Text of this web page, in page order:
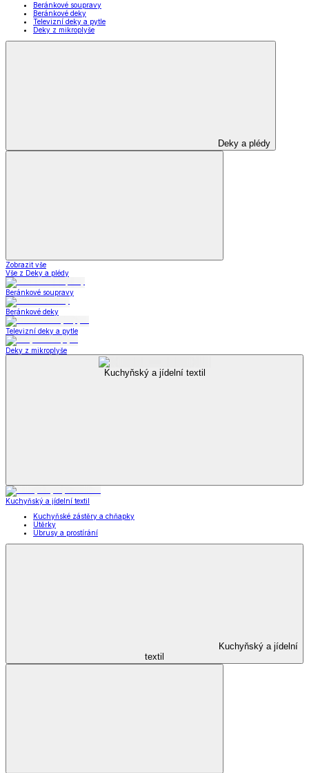
Beránkové soupravy
Beránkové deky
Televizní deky a pytle
Deky z mikroplyše
Deky a plédy
Zobrazit vše
Vše z Deky a plédy
Beránkové soupravy
Beránkové deky
Televizní deky a pytle
Deky z mikroplyše
Kuchyňský a jídelní textil
Kuchyňský a jídelní textil
Kuchyňské zástěry a chňapky
Utěrky
Ubrusy a prostírání
Kuchyňský a jídelní
textil